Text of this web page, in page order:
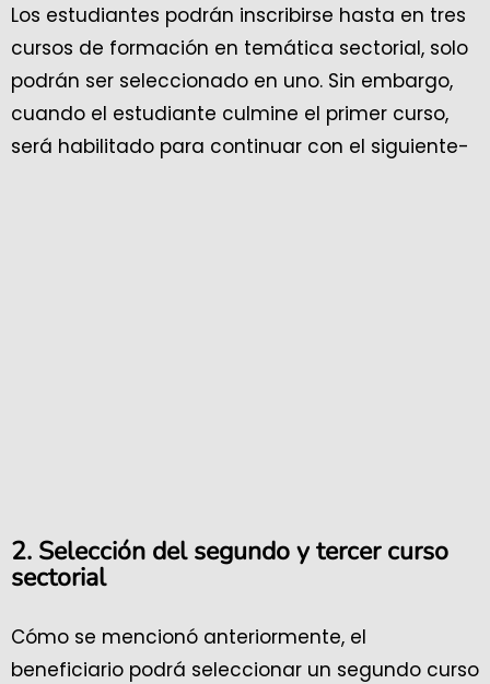
Los estudiantes podrán inscribirse hasta en tres
cursos de formación en temática sectorial, solo
podrán ser seleccionado en uno. Sin embargo,
cuando el estudiante culmine el primer curso,
será habilitado para continuar con el siguiente-
2. Selección del segundo y tercer curso
sectorial
Cómo se mencionó anteriormente, el
beneficiario podrá seleccionar un segundo curso